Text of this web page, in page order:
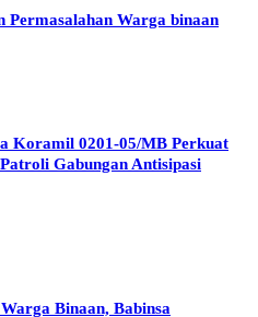
Permasalahan Warga binaan
Koramil 0201-05/MB Perkuat
Gabungan Antisipasi
Binaan, Babinsa